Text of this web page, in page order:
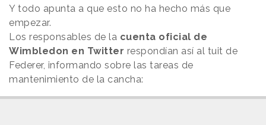
Y todo apunta a que esto no ha hecho más que
empezar.
Los responsables de la cuenta oficial de
Wimbledon en Twitter respondían así al tuit de
Federer, informando sobre las tareas de
mantenimiento de la cancha: